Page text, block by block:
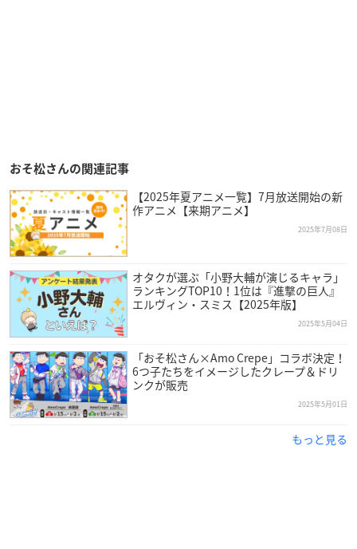
おそ松さんの関連記事
【2025年夏アニメ一覧】7月放送開始の新
作アニメ【来期アニメ】
2025年7月08日
オタクが選ぶ「小野大輔が演じるキャラ」
ランキングTOP10！1位は『進撃の巨人』
エルヴィン・スミス【2025年版】
2025年5月04日
「おそ松さん×Amo Crepe」コラボ決定！
6つ子たちをイメージしたクレープ＆ドリ
ンクが販売
2025年5月01日
もっと見る